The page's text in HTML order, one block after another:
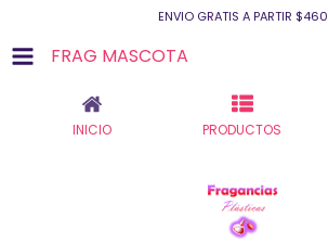
ENVIO GRATIS A PARTIR $460
FRAG MASCOTA
INICIO PRODUCTOS